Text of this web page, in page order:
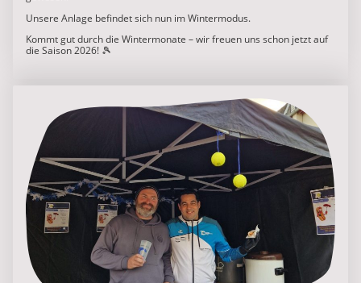
Unsere Anlage befindet sich nun im Wintermodus.
Kommt gut durch die Wintermonate – wir freuen uns schon jetzt auf
die Saison 2026! 🎾